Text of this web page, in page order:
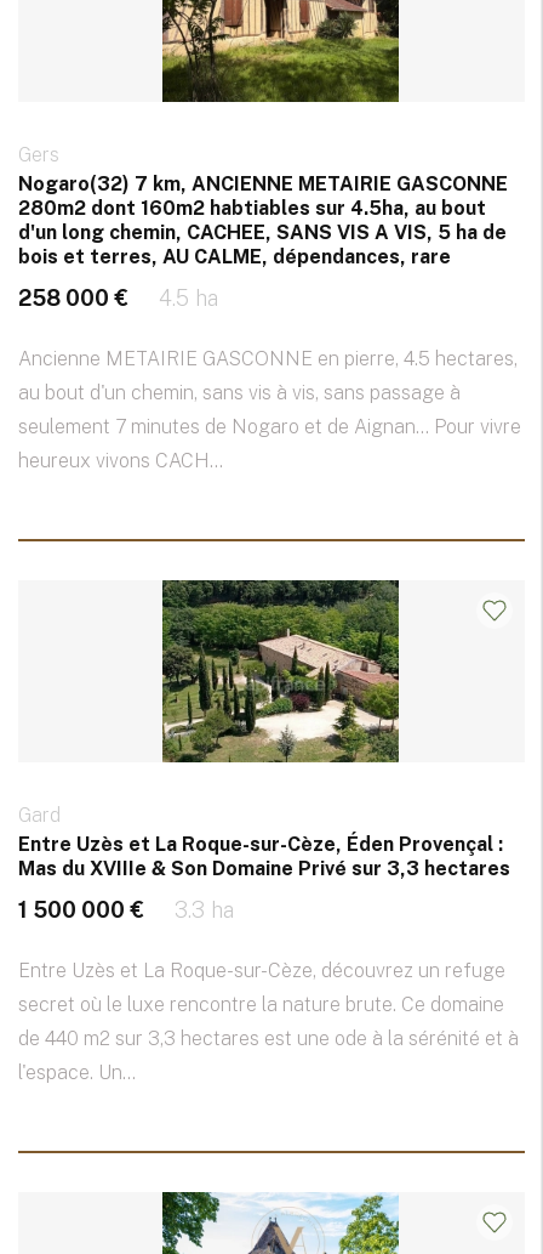
Gers
Nogaro(32) 7 km, ANCIENNE METAIRIE GASCONNE
280m2 dont 160m2 habtiables sur 4.5ha, au bout
d'un long chemin, CACHEE, SANS VIS A VIS, 5 ha de
bois et terres, AU CALME, dépendances, rare
258 000 € 4.5 ha
Ancienne METAIRIE GASCONNE en pierre, 4.5 hectares,
au bout d'un chemin, sans vis à vis, sans passage à
seulement 7 minutes de Nogaro et de Aignan... Pour vivre
heureux vivons CACH...
Gard
Entre Uzès et La Roque-sur-Cèze, Éden Provençal :
Mas du XVIIIe & Son Domaine Privé sur 3,3 hectares
1 500 000 € 3.3 ha
Entre Uzès et La Roque-sur-Cèze, découvrez un refuge
secret où le luxe rencontre la nature brute. Ce domaine
de 440 m2 sur 3,3 hectares est une ode à la sérénité et à
l'espace. Un...